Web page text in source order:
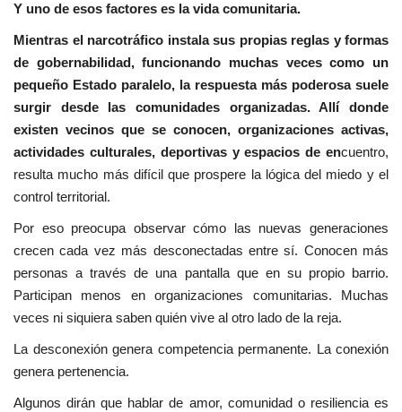
Y uno de esos factores es la vida comunitaria.
Mientras el narcotráfico instala sus propias reglas y formas
de gobernabilidad, funcionando muchas veces como un
pequeño Estado paralelo, la respuesta más poderosa suele
surgir desde las comunidades organizadas. Allí donde
existen vecinos que se conocen, organizaciones activas,
actividades culturales, deportivas y espacios de encuentro,
resulta mucho más difícil que prospere la lógica del miedo y el
control territorial.
Por eso preocupa observar cómo las nuevas generaciones
crecen cada vez más desconectadas entre sí. Conocen más
personas a través de una pantalla que en su propio barrio.
Participan menos en organizaciones comunitarias. Muchas
veces ni siquiera saben quién vive al otro lado de la reja.
La desconexión genera competencia permanente. La conexión
genera pertenencia.
Algunos dirán que hablar de amor, comunidad o resiliencia es